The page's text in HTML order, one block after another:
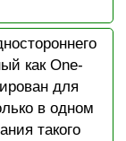
как One-
для
в одном
такого